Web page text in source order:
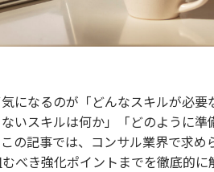
になるのが「どんなスキルが必要
いスキルは何か」「どのように準
の記事では、コンサル業界で求め
べき強化ポイントまでを徹底的に